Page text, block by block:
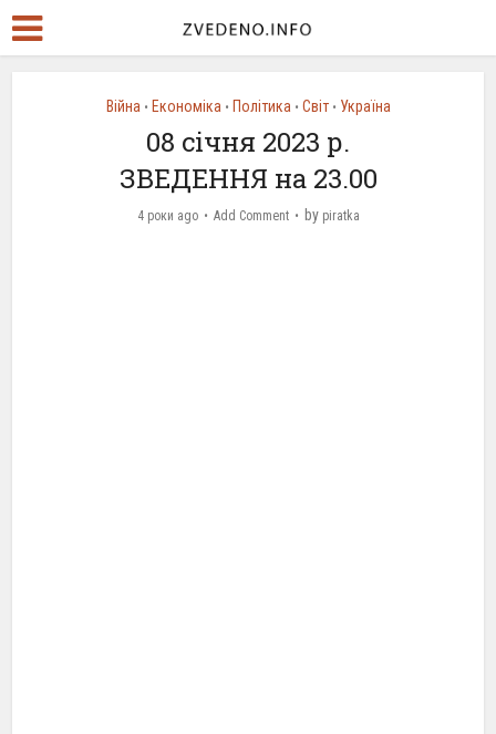
Війна • Економіка • Політика • Світ • Україна
08 січня 2023 р.
ЗВЕДЕННЯ на 23.00
4 роки ago Add Comment by piratka